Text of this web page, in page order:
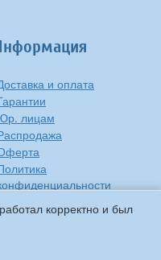
корректно и был
и оплата
лицам
О компании